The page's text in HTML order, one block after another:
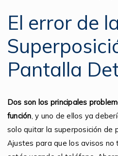
El error de
Pantalla
Dos son los principales
función , y uno de ellos ya
solo quitar la superposición de
Ajustes para que los avisos no